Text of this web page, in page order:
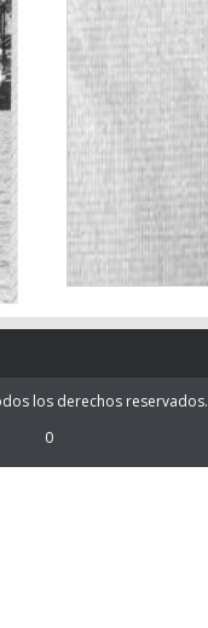
© - Todos los derechos reservados.
0